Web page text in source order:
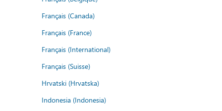
Français (Canada)
Français (France)
Français (International)
Français (Suisse)
Hrvatski (Hrvatska)
Indonesia (Indonesia)